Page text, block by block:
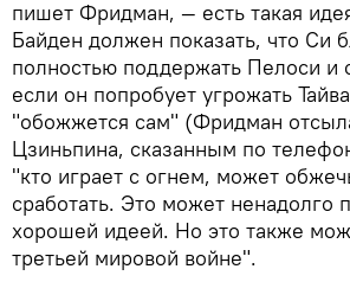
пишет Фридман, — есть такая
Байден должен показать, что Си
полностью поддержать Пелоси и
если он попробует угрожать
"обожжется сам" (Фридман
Цзиньпина, сказанным по
"кто играет с огнем, может
сработать. Это может ненадолго
хорошей идеей. Но это также
третьей мировой войне".